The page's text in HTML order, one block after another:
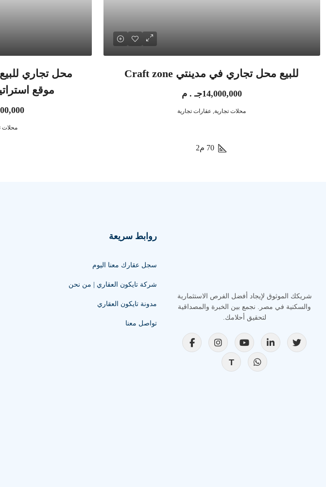
للبيع محل تجاري في مدينتي Craft zone
14,000,000جـ . م
محلات تجارية, عقارات تجارية
70 م2
محل تجاري
موقع
محلات
شريكك الموثوق لإيجاد أفضل الفرص الاستثمارية
والسكنية في مصر. نجمع بين الخبرة والمصداقية
لتحقيق أحلامك.
روابط سريعة
سجل عقارك معنا اليوم
شركة تايكون العقاري | من نحن
مدونة تايكون العقاري
تواصل معنا